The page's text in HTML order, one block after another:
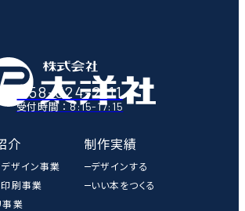
058-324-2111
受付時間：8:15-17:15
介
デザイン事業
印刷事業
事業
制作実績
デザインする
いい本をつくる